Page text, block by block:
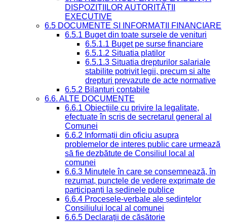
DISPOZIȚIILOR AUTORITĂȚII
EXECUTIVE
6.5 DOCUMENTE ȘI INFORMAȚII FINANCIARE
6.5.1 Buget din toate sursele de venituri
6.5.1.1 Buget pe surse financiare
6.5.1.2 Situatia platilor
6.5.1.3 Situatia drepturilor salariale
stabilite potrivit legii, precum si alte
drepturi prevazute de acte normative
6.5.2 Bilanturi contabile
6.6. ALTE DOCUMENTE
6.6.1 Obiecțiile cu privire la legalitate,
efectuate în scris de secretarul general al
Comunei
6.6.2 Informații din oficiu asupra
problemelor de interes public care urmează
să fie dezbătute de Consiliul local al
comunei
6.6.3 Minutele în care se consemnează, în
rezumat, punctele de vedere exprimate de
participanți la ședinele publice
6.6.4 Procesele-verbale ale ședințelor
Consiliului local al comunei
6.6.5 Declarații de căsătorie